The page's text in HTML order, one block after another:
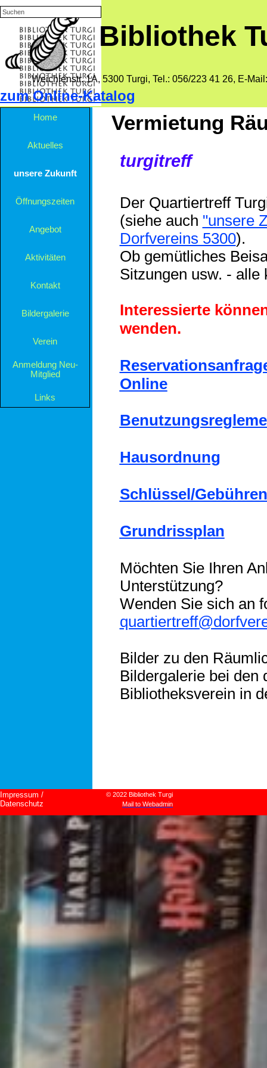
Direkt zum Seiteninhalt
Bibliothek
Weichlenstr. 1A, 5300 Turgi, Tel.: 056/223 41 26, E-Mail:
zum Online-Katalog
Home
Aktuelles
unsere Zukunft
Öffnungszeiten
Angebot
Aktivitäten ▼
Kontakt
Bildergalerie ▼
Verein
Anmeldung Neu-
Mitglied
Links
Vermietung
turgitreff
Der Quartiertreff
(siehe auch "unsere
Dorfvereins 5300).
Ob gemütliches
Sitzungen usw. - alle
Interessierte
wenden.
Online
Hausordnung
Schlüssel/
Grundrissplan
Möchten Sie Ihren
Unterstützung?
Wenden Sie sich an
Bilder zu den
Bildergalerie bei den
Bibliotheksverein in
© 2022 Bibliothek Turgi
Mail to Webadmin
Impressum /
Datenschutz
Zurück zum Seiteninhalt